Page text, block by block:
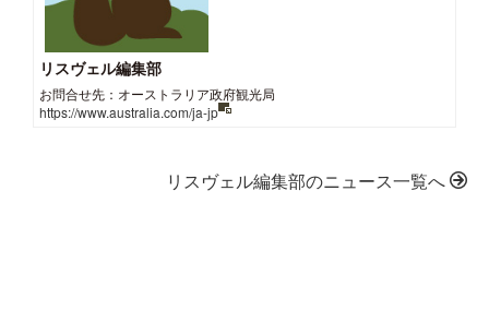
リスヴェル編集部
お問合せ先：オーストラリア政府観光局
https://www.australia.com/ja-jp
リスヴェル編集部のニュース一覧へ